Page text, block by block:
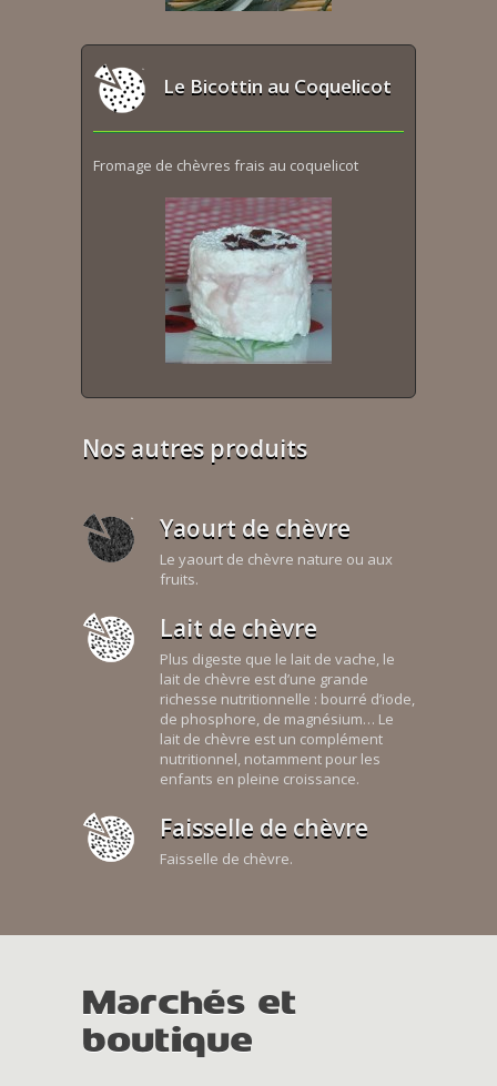
Le Bicottin au Coquelicot
Fromage de chèvres frais au coquelicot
Nos autres produits
Yaourt de chèvre
Le yaourt de chèvre nature ou aux
fruits.
Lait de chèvre
Plus digeste que le lait de vache, le
lait de chèvre est d’une grande
richesse nutritionnelle : bourré d’iode,
de phosphore, de magnésium… Le
lait de chèvre est un complément
nutritionnel, notamment pour les
enfants en pleine croissance.
Faisselle de chèvre
Faisselle de chèvre.
Marchés et
boutique